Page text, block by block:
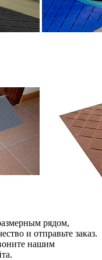
рядом,
и отправьте заказ.
нашим